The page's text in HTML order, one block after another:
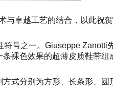
卓越工艺的结合，以此祝贺
号之一。Giuseppe Zanotti
裸色效果的超薄皮质鞋带组
式分别为方形、长条形、